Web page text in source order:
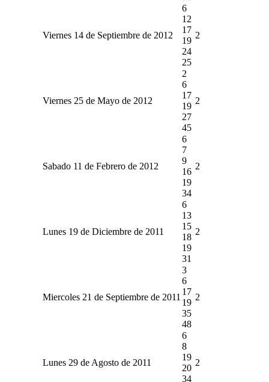
Viernes 14 de Septiembre de 2012
6
12
17
19
24
25
2
Viernes 25 de Mayo de 2012
2
6
17
19
27
45
2
Sabado 11 de Febrero de 2012
6
7
9
16
19
34
2
Lunes 19 de Diciembre de 2011
6
13
15
18
19
31
2
Miercoles 21 de Septiembre de 2011
3
6
17
19
35
48
2
Lunes 29 de Agosto de 2011
6
8
19
20
34
2